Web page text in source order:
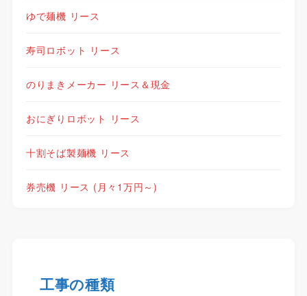
ゆで麺機 リース
寿司ロボット リース
のりまきメーカー リース＆現金
おにぎりロボット リース
十割そば製麺機 リース
券売機 リース (月々1万円～)
工事の種類